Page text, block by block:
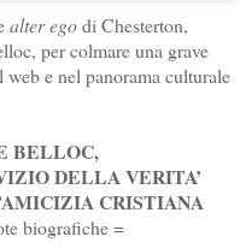
alter egodi Chesterton,
per colmare una grave
web e nel panorama culturale
BELLOC,
DELLA VERITA’
CRISTIANA
biografiche =